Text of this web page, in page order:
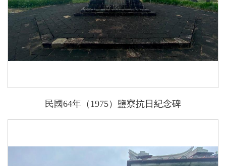
民國64年（1975）鹽寮抗日紀念碑